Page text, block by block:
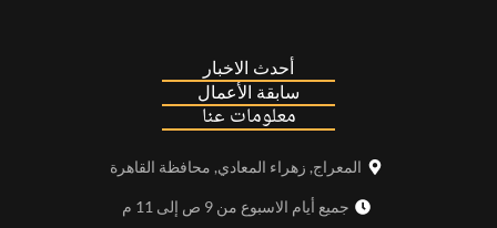
أحدث الاخبار
سابقة الأعمال
معلومات عنا
المعراج, زهراء المعادي, محافظة القاهرة
جميع أيام الاسبوع من 9 ص إلى 11 م